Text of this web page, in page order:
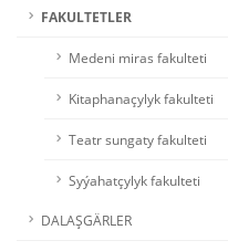
FAKULTETLER
Medeni miras fakulteti
Kitaphanaçylyk fakulteti
Teatr sungaty fakulteti
Syýahatçylyk fakulteti
DALAŞGÄRLER